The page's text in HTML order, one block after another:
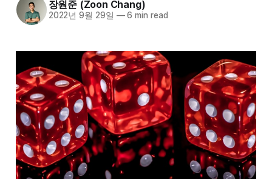
장원준 (Zoon Chang)
2022년 9월 29일 —6 min read